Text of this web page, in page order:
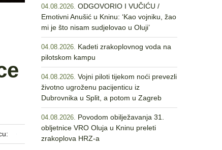
04.08.2026. ODGOVORIO I VUČIĆU /
Emotivni Anušić u Kninu: ‘Kao vojniku, žao
mi je što nisam sudjelovao u Oluji’
04.08.2026. Kadeti zrakoplovnog voda na
pilotskom kampu
04.08.2026. Vojni piloti tijekom noći prevezli
životno ugroženu pacijenticu iz
Dubrovnika u Split, a potom u Zagreb
04.08.2026. Povodom obilježavanja 31.
obljetnice VRO Oluja u Kninu preleti
zrakoplova HRZ-a